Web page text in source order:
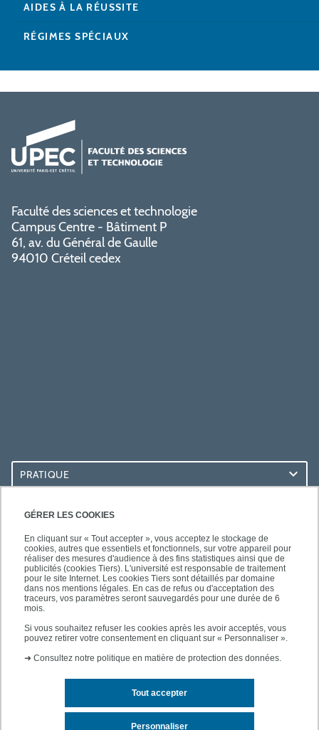
GÉRER LES COOKIES
En cliquant sur « Tout accepter », vous acceptez le stockage de
cookies, autres que essentiels et fonctionnels, sur votre appareil pour
réaliser des mesures d'audience à des fins statistiques ainsi que de
publicités (cookies Tiers). L'université est responsable de traitement
pour le site Internet. Les cookies Tiers sont détaillés par domaine
dans nos mentions légales. En cas de refus ou d'acceptation des
traceurs, vos paramètres seront sauvegardés pour une durée de 6
mois.
Si vous souhaitez refuser les cookies après les avoir acceptés, vous
pouvez retirer votre consentement en cliquant sur « Personnaliser ».
➜ Consultez notre politique en matière de protection des données.
Tout accepter
Personnaliser
AIDES À LA RÉUSSITE
RÉGIMES SPÉCIAUX
Faculté des sciences et technologie
Campus Centre - Bâtiment P
61, av. du Général de Gaulle
94010 Créteil cedex
PRATIQUE
ACCÈS RAPIDES
SUIVEZ-NOUS
Mentions légales